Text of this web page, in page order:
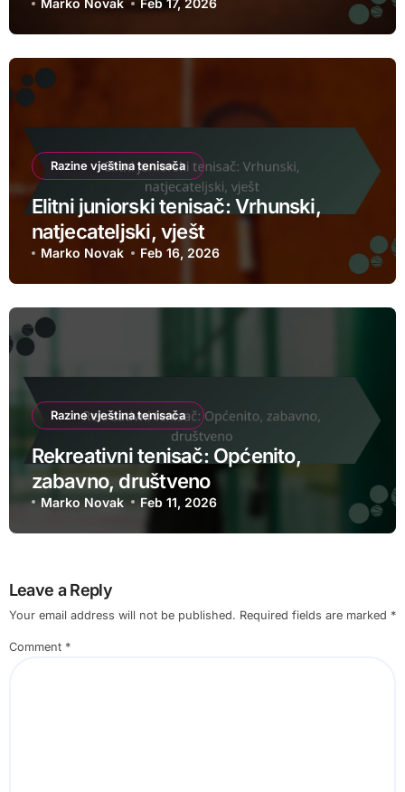
Marko Novak Feb 17, 2026
Razine vještina tenisača
Elitni juniorski tenisač: Vrhunski,
natjecateljski, vješt
Marko Novak Feb 16, 2026
Razine vještina tenisača
Rekreativni tenisač: Općenito,
zabavno, društveno
Marko Novak Feb 11, 2026
Leave a Reply
Your email address will not be published. Required fields are marked *
Comment *